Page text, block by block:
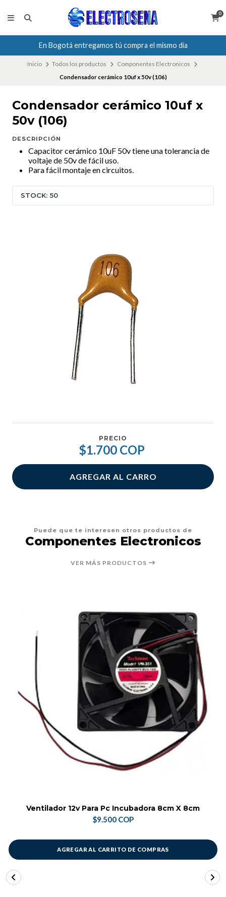
0
En Bogotá entregamos tú compra el mismo día
Inicio Todos los productos
Componentes Electronicos
Condensador cerámico 10uf x 50v (106)
Condensador cerámico 10uf x
50v (106)
DESCRIPCIÓN
Capacitor cerámico 10uF 50v tiene una tolerancia de
voltaje de 50v de fácil uso.
Para fácil montaje en circuitos.
STOCK: 50
PRECIO
$1.700 COP
AGREGAR AL CARRO
Puede que te interesen otros productos de
Componentes Electronicos
VER MÁS PRODUCTOS
Ventilador 12v Para Pc Incubadora 8cm X 8cm
$9.500 COP
AGREGAR AL CARRITO DE COMPRAS